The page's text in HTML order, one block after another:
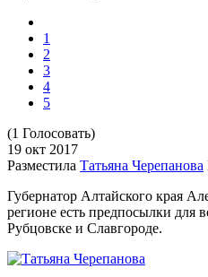
1
2
3
4
5
(1 Голосовать)
19 окт 2017
Разместила Татьяна Черепанова
Губернатор Алтайского края
регионе есть предпосылки для
Рубцовске и Славгороде.